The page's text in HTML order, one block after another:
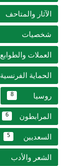
الآثار والمتاحف
شخصيات
العملات والطوابع
الحماية الفرنسية
روسيا 8
المرابطون 6
السعديين 5
الشعر والأدب